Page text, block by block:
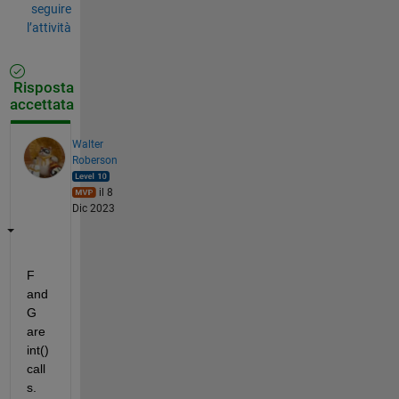
seguire
l’attività
Risposta
accettata
Walter
Roberson
il 8
Dic 2023
F
and
G
are
int()
call
s.